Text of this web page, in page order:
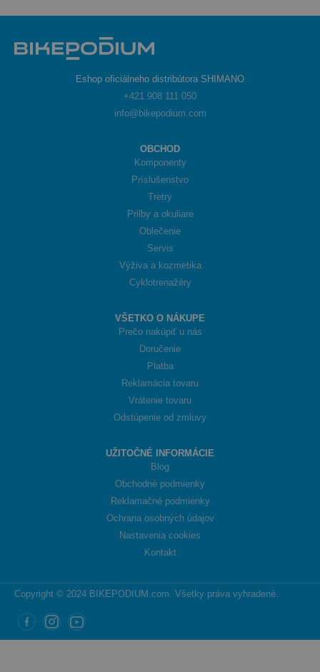
Eshop oficiálneho distribútora SHIMANO
+421 908 111 050
info@bikepodium.com
OBCHOD
Komponenty
Príslušenstvo
Tretry
Prilby a okuliare
Oblečenie
Servis
Výživa a kozmetika
Cyklotrenažéry
VŠETKO O NÁKUPE
Prečo nakúpiť u nás
Doručenie
Platba
Reklamácia tovaru
Vrátenie tovaru
Odstúpenie od zmluvy
UŽITOČNÉ INFORMÁCIE
Blog
Obchodné podmienky
Reklamačné podmienky
Ochrana osobných údajov
Nastavenia cookies
Kontakt
Copyright © 2024 BIKEPODIUM.com. Všetky práva vyhradené.